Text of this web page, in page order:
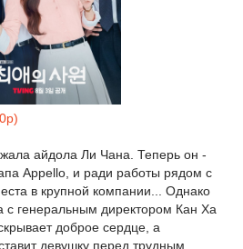
айдола Ли Чана. Теперь он -
Appello, и ради работы рядом с
в крупной компании... Однако
с генеральным директором Кан Ха
доброе сердце, а
девушку перед трудным